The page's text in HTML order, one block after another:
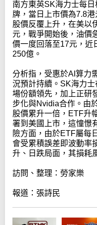
南方東英SK海力士每
牌，當日上市價為7.8
股價反覆上升，在美以
元，戰爭開始後，油價
價一度回落至17元，近
250億。
分析指，受惠於AI算力
況預計持續。SK海力
場份額領先，加上正研
步化與Nvidia合作。由
股價累升一倍，ETF升
署到美國上市，這憧憬
險方面，由於ETF屬每
會受累積誤差即波動率
升、日跌局面，其損耗
訪問、整理：勞家樂
報道：張詩民